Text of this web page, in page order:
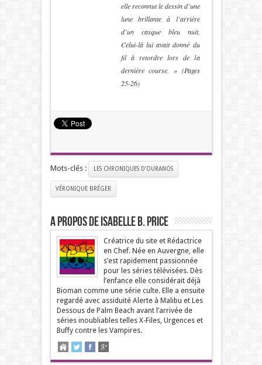
elle reconnut le dessin d’une
lune brillante à l’arrière
d’un casque bleu nuit.
Celui-là lui avait donné du
fil à retordre lors de la
dernière course. » (Pages
25-26)
Mots-clés : LES CHRONIQUES D’OURANOS
VÉRONIQUE BRÉGER
A propos de Isabelle B. Price
Créatrice du site et Rédactrice
en Chef. Née en Auvergne, elle
s’est rapidement passionnée
pour les séries télévisées. Dès
l’enfance elle considérait déjà
Bioman comme une série culte. Elle a ensuite
regardé avec assiduité Alerte à Malibu et Les
Dessous de Palm Beach avant l’arrivée de
séries inoubliables telles X-Files, Urgences et
Buffy contre les Vampires.